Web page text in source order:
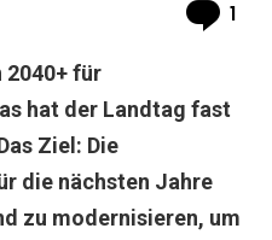
1
2040+ für
hat der Landtag fast
Ziel: Die
die nächsten Jahre
zu modernisieren, um